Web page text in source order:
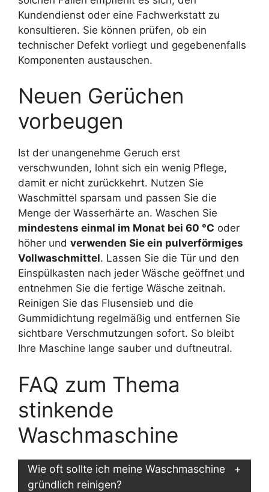
Kundendienst oder eine Fachwerkstatt zu
konsultieren. Sie können prüfen, ob ein
technischer Defekt vorliegt und gegebenenfalls
Komponenten austauschen.
Neuen Gerüchen
vorbeugen
Ist der unangenehme Geruch erst
verschwunden, lohnt sich ein wenig Pflege,
damit er nicht zurückkehrt. Nutzen Sie
Waschmittel sparsam und passen Sie die
Menge der Wasserhärte an. Waschen Sie
mindestens einmal im Monat bei 60 °C oder
höher und verwenden Sie ein pulverförmiges
Vollwaschmittel. Lassen Sie die Tür und den
Einspülkasten nach jeder Wäsche geöffnet und
entnehmen Sie die fertige Wäsche zeitnah.
Reinigen Sie das Flusensieb und die
Gummidichtung regelmäßig und entfernen Sie
sichtbare Verschmutzungen sofort. So bleibt
Ihre Maschine lange sauber und duftneutral.
FAQ zum Thema
stinkende
Waschmaschine
Wie oft sollte ich meine Waschmaschine
gründlich reinigen?